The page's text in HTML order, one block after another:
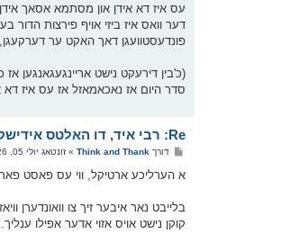
עס איז דא אידן און מסתמא אסאך אידן
דער וואס איז ביזי אויף פירצות
פונדעסטוועגן דאך האקט ער דערקעגן,
(כ'בין דירעקט נישט אריינגעגאנגען
סדר היום אז נאכאמאזל אז עס איז דא
Re: רבי איד, דו האלטס אידישקייט ביים אומריכטיגן הענטל
פ
ו
דורך Think and Thank
» זונטאג יולי 05, 2026 8:48 pm
א הערליכע ארטיקל, ווי עס פאסט
קוקן נישט אויס אזוי אדער אפילו